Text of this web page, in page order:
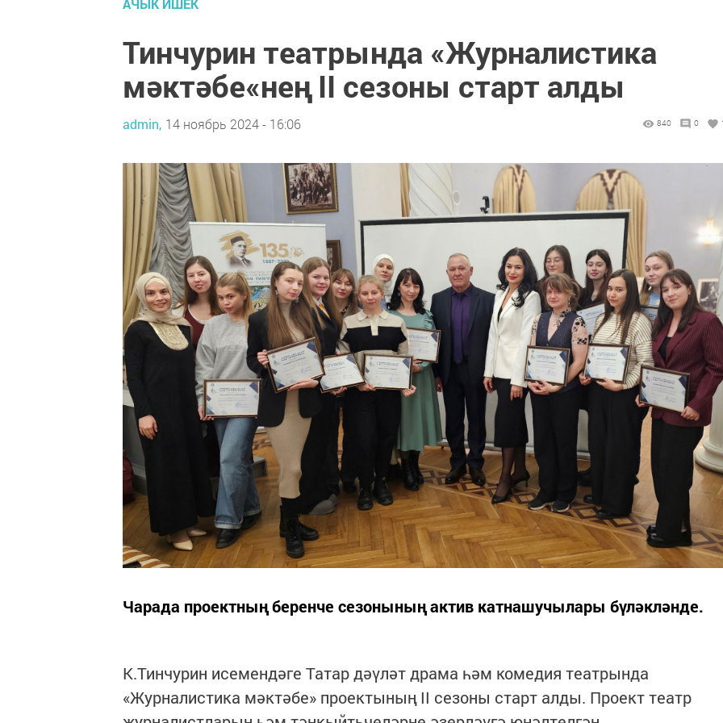
АЧЫК ИШЕК
Тинчурин театрында «Журналистика
мәктәбе«нең II сезоны старт алды
admin, 14 ноябрь 2024 - 16:06 840 0
Чарада проектның беренче сезонының актив катнашучылары бүләкләнде.
К.Тинчурин исемендәге Татар дәүләт драма һәм комедия театрында
«Журналистика мәктәбе» проектының II сезоны старт алды. Проект театр